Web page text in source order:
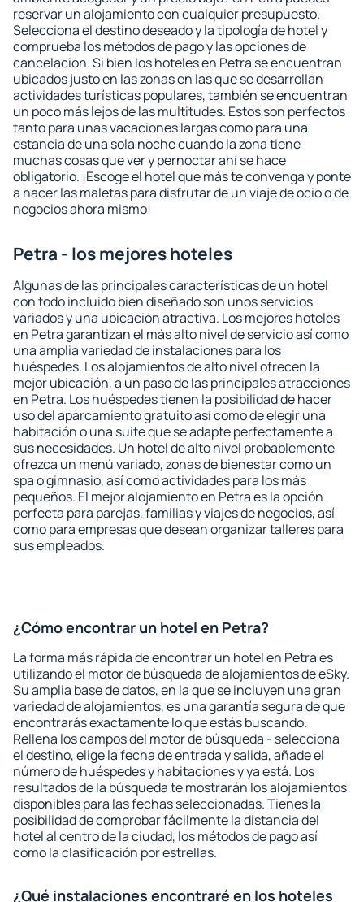
reservar un alojamiento con cualquier presupuesto.
Selecciona el destino deseado y la tipología de hotel y
comprueba los métodos de pago y las opciones de
cancelación. Si bien los hoteles en Petra se encuentran
ubicados justo en las zonas en las que se desarrollan
actividades turísticas populares, también se encuentran
un poco más lejos de las multitudes. Estos son perfectos
tanto para unas vacaciones largas como para una
estancia de una sola noche cuando la zona tiene
muchas cosas que ver y pernoctar ahí se hace
obligatorio. ¡Escoge el hotel que más te convenga y ponte
a hacer las maletas para disfrutar de un viaje de ocio o de
negocios ahora mismo!
Petra - los mejores hoteles
Algunas de las principales características de un hotel
con todo incluido bien diseñado son unos servicios
variados y una ubicación atractiva. Los mejores hoteles
en Petra garantizan el más alto nivel de servicio así como
una amplia variedad de instalaciones para los
huéspedes. Los alojamientos de alto nivel ofrecen la
mejor ubicación, a un paso de las principales atracciones
en Petra. Los huéspedes tienen la posibilidad de hacer
uso del aparcamiento gratuito así como de elegir una
habitación o una suite que se adapte perfectamente a
sus necesidades. Un hotel de alto nivel probablemente
ofrezca un menú variado, zonas de bienestar como un
spa o gimnasio, así como actividades para los más
pequeños. El mejor alojamiento en Petra es la opción
perfecta para parejas, familias y viajes de negocios, así
como para empresas que desean organizar talleres para
sus empleados.
¿Cómo encontrar un hotel en Petra?
La forma más rápida de encontrar un hotel en Petra es
utilizando el motor de búsqueda de alojamientos de eSky.
Su amplia base de datos, en la que se incluyen una gran
variedad de alojamientos, es una garantía segura de que
encontrarás exactamente lo que estás buscando.
Rellena los campos del motor de búsqueda - selecciona
el destino, elige la fecha de entrada y salida, añade el
número de huéspedes y habitaciones y ya está. Los
resultados de la búsqueda te mostrarán los alojamientos
disponibles para las fechas seleccionadas. Tienes la
posibilidad de comprobar fácilmente la distancia del
hotel al centro de la ciudad, los métodos de pago así
como la clasificación por estrellas.
¿Qué instalaciones encontraré en los hoteles